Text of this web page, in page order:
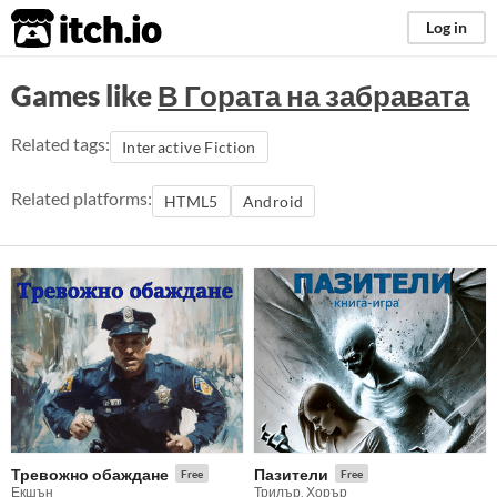
itch.io Log in
Games likeВ Гората на забравата
Related tags: Interactive Fiction
Related platforms: HTML5 Android
Тревожно обаждане Free
Екшън
Пазители Free
Трилър, Хорър